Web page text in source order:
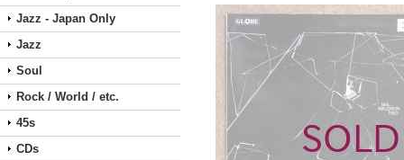
Jazz - Japan Only
Jazz
Soul
Rock / World / etc.
45s
CDs